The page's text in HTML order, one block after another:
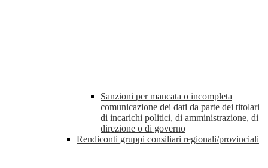
Sanzioni per mancata o incompleta
comunicazione dei dati da parte dei titolari
di incarichi politici, di amministrazione, di
direzione o di governo
Rendiconti gruppi consiliari regionali/provinciali